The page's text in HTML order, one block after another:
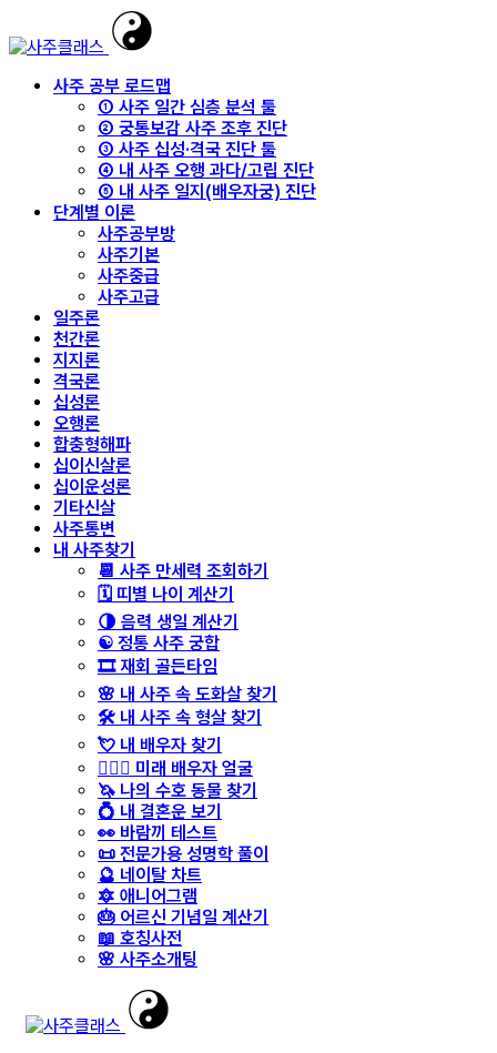
사주 공부 로드맵
① 사주 일간 심층 분석 툴
② 궁통보감 사주 조후 진단
③ 사주 십성·격국 진단 툴
④ 내 사주 오행 과다/고립 진단
⑤ 내 사주 일지(배우자궁) 진단
단계별 이론
사주공부방
사주기본
사주중급
사주고급
일주론
천간론
지지론
격국론
십성론
오행론
합충형해파
십이신살론
십이운성론
기타신살
사주통변
내 사주찾기
📆 사주 만세력 조회하기
🗓️ 띠별 나이 계산기
🌗 음력 생일 계산기
☯️ 정통 사주 궁합
🎞️ 재회 골든타임
🌸 내 사주 속 도화살 찾기
🛠️ 내 사주 속 형살 찾기
💘 내 배우자 찾기
👩‍❤️‍👨 미래 배우자 얼굴
🦄 나의 수호 동물 찾기
💍 내 결혼운 보기
👀 바람끼 테스트
📜 전문가용 성명학 풀이
🔮 네이탈 차트
🔯 애니어그램
🎂 어르신 기념일 계산기
📖 호칭사전
🌸 사주소개팅